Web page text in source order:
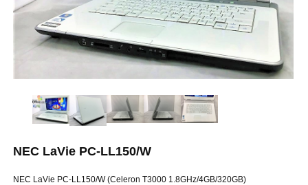
NEC LaVie PC-LL150/W
NEC LaVie PC-LL150/W (Celeron T3000 1.8GHz/4GB/320GB)